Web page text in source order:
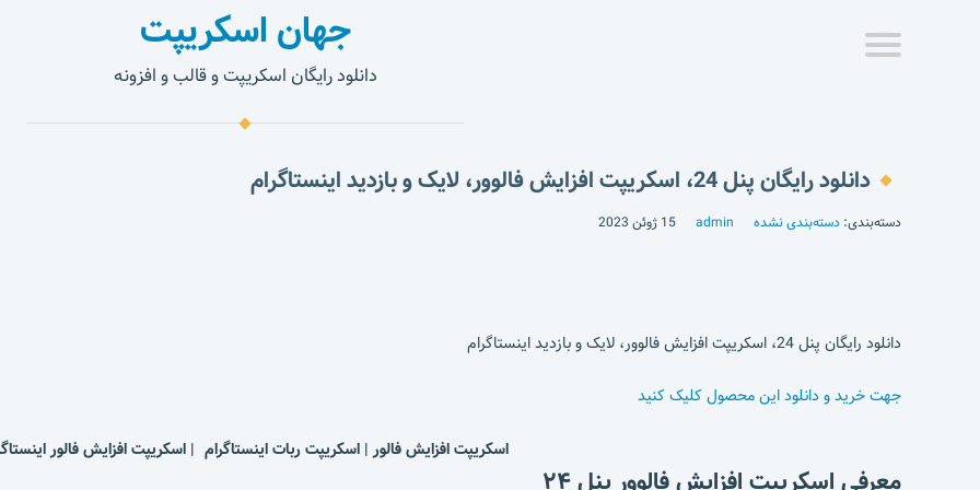
جهان اسکریپت
دانلود رایگان اسکریپت و قالب و افزونه
دانلود رایگان پنل 24، اسکریپت افزایش فالوور، لایک و بازدید اینستاگرام
دسته‌بندی: دسته‌بندی نشده admin 15 ژوئن 2023
دانلود رایگان پنل 24، اسکریپت افزایش فالوور، لایک و بازدید اینستاگرام
جهت خرید و دانلود این محصول کلیک کنید
اسکریپت افزایش فالور | اسکریپت ربات اینستاگرام | اسکریپت افزایش فالور
معرفی اسکریپت افزایش فالوور پنل ۲۴